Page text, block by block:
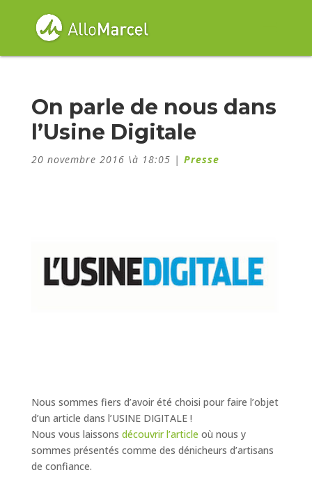
On parle de nous dans
l’Usine Digitale
20 novembre 2016 \à 18:05 | Presse
Nous sommes fiers d’avoir été choisi pour faire l’objet
d’un article dans l’USINE DIGITALE !
Nous vous laissons découvrir l’article où nous y
sommes présentés comme des dénicheurs d’artisans
de confiance.